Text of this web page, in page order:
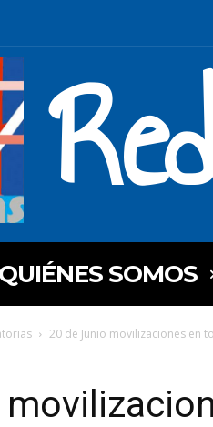
QUIÉNES SOMOS
20 de Junio movilizaciones en